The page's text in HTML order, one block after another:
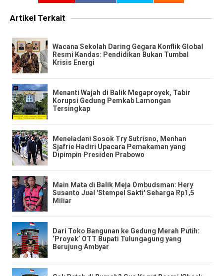
Artikel Terkait
​Wacana Sekolah Daring Gegara Konflik Global
Resmi Kandas: Pendidikan Bukan Tumbal
Krisis Energi
​Menanti Wajah di Balik Megaproyek, Tabir
Korupsi Gedung Pemkab Lamongan
Tersingkap
​Meneladani Sosok Try Sutrisno, Menhan
Sjafrie Hadiri Upacara Pemakaman yang
Dipimpin Presiden Prabowo
​Main Mata di Balik Meja Ombudsman: Hery
Susanto Jual 'Stempel Sakti' Seharga Rp1,5
Miliar
​Dari Toko Bangunan ke Gedung Merah Putih:
‘Proyek’ OTT Bupati Tulungagung yang
Berujung Ambyar